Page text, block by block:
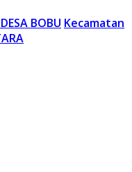
BOBU Kecamatan